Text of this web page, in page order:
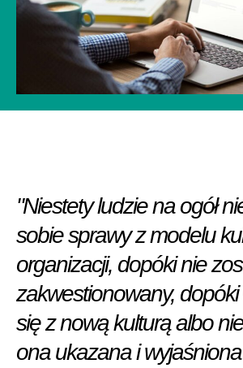
"Niestety ludzie na ogół
sobie sprawy z modelu
organizacji, dopóki nie
zakwestionowany,
się z nową kulturą albo
ona ukazana i